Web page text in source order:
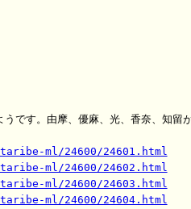
うです。由摩、優麻、光、香奈、知留
ml/24600/24601.html
ml/24600/24602.html
ml/24600/24603.html
ml/24600/24604.html